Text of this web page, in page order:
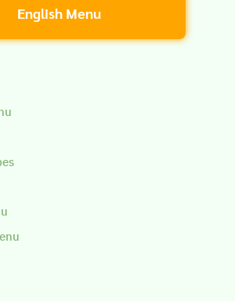
English Menu